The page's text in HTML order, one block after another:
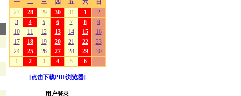
[点击下载PDF浏览器]
用户登录